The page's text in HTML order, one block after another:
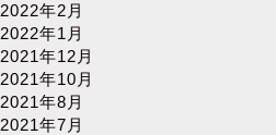
2022年2月
2022年1月
2021年12月
2021年10月
2021年8月
2021年7月